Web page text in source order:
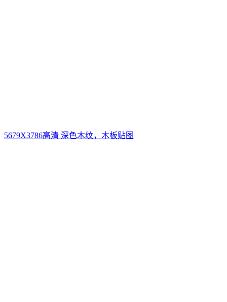
5679X3786高清 深色木纹，木板贴图